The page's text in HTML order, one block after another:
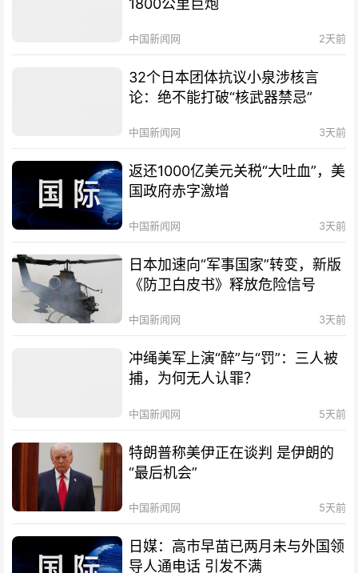
中国新闻网 2天前
32个日本团体抗议小泉涉核言
论：绝不能打破“核武器禁忌”
中国新闻网 3天前
返还1000亿美元关税“大吐血”，美
国政府赤字激增
中国新闻网 3天前
日本加速向“军事国家”转变，新版
《防卫白皮书》释放危险信号
中国新闻网 3天前
冲绳美军上演“醉”与“罚”：三人被
捕，为何无人认罪？
中国新闻网 5天前
特朗普称美伊正在谈判 是伊朗的
“最后机会”
中国新闻网 5天前
日媒：高市早苗已两月未与外国领
导人通电话 引发不满